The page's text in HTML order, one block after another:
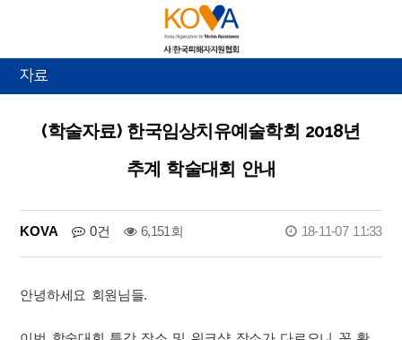
자료
(학술자료) 한국임상치유예술학회 2018년
추계 학술대회 안내
KOVA 0건 6,151회 18-11-07 11:33
안녕하세요 회원님들.